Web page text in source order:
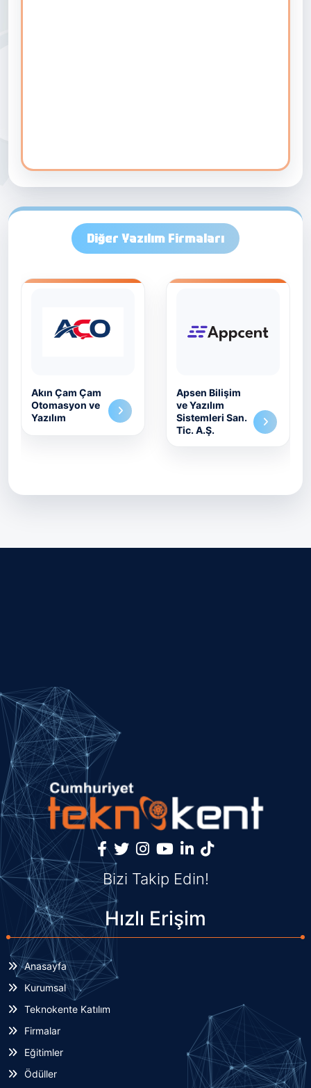
Diğer Yazılım Firmaları
Akın Çam Çam
Otomasyon ve
Yazılım
Apsen Bilişim
ve Yazılım
Sistemleri San.
Tic. A.Ş.
Bizi Takip Edin!
Hızlı Erişim
Anasayfa
Kurumsal
Teknokente Katılım
Firmalar
Eğitimler
Ödüller